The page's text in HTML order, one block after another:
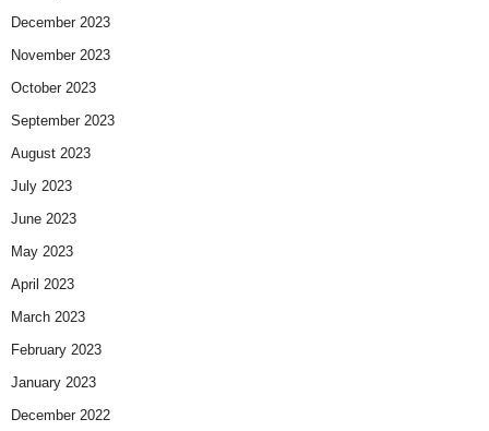
December 2023
November 2023
October 2023
September 2023
August 2023
July 2023
June 2023
May 2023
April 2023
March 2023
February 2023
January 2023
December 2022